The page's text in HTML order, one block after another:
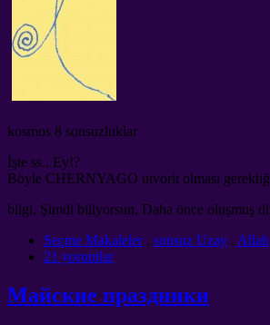
kosmos 8 sonsuzluklar
İşte ss.. Ey!?
Böyle CHERNYAGO utvorit olması
bilgi, Şimdi biliyorsun, Daha önce oluşmuş
Seçme Makaleler. sonsuz Uzay . Allah
21 yorumlar
Майские праздники